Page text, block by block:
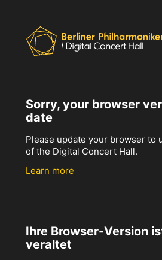
Sorry, your browser
date
Please update your browser to
of the Digital Concert Hall.
Learn more
Ihre Browser-Version
veraltet